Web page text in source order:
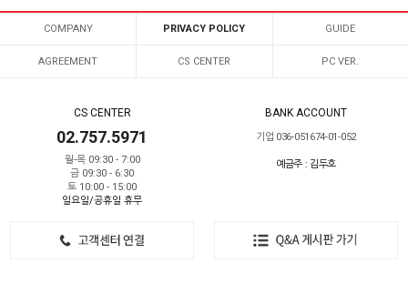
COMPANY PRIVACY POLICY GUIDE
AGREEMENT CS CENTER PC VER.
CS CENTER
02.757.5971
월-목 09:30 - 7:00
금 09:30 - 6:30
토 10:00 - 15:00
일요일/공휴일 휴무
BANK ACCOUNT
기업 036-051674-01-052
예금주 : 김두호